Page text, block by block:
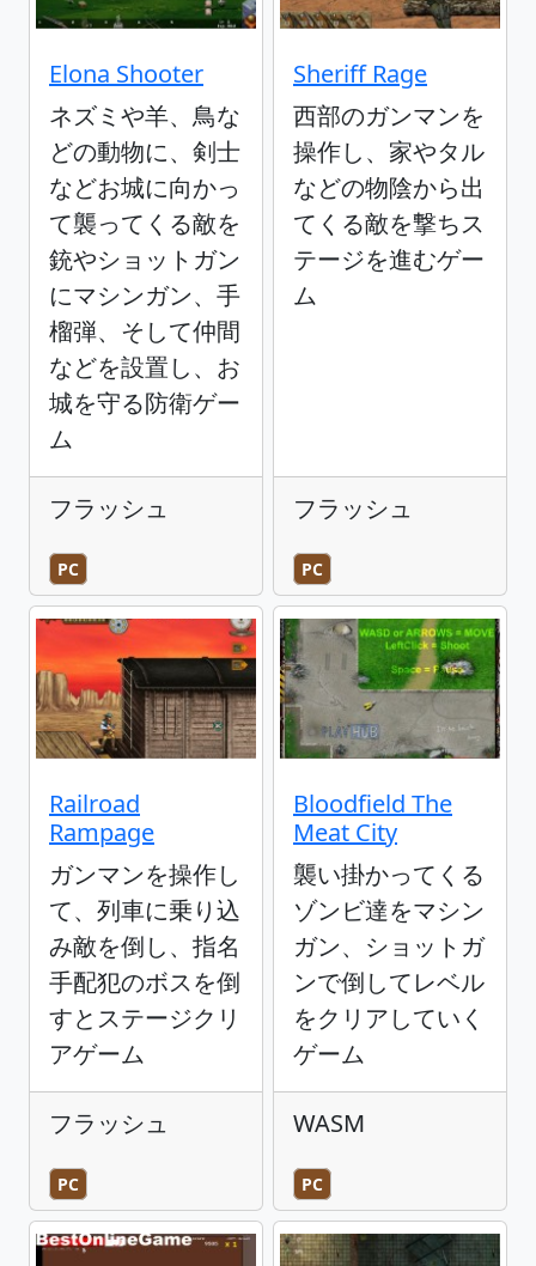
Elona Shooter
ネズミや羊、鳥な
どの動物に、剣士
などお城に向かっ
て襲ってくる敵を
銃やショットガン
にマシンガン、手
榴弾、そして仲間
などを設置し、お
城を守る防衛ゲー
ム
フラッシュ
PC
Sheriff Rage
西部のガンマンを
操作し、家やタル
などの物陰から出
てくる敵を撃ちス
テージを進むゲー
ム
フラッシュ
PC
Railroad
Rampage
ガンマンを操作し
て、列車に乗り込
み敵を倒し、指名
手配犯のボスを倒
すとステージクリ
アゲーム
フラッシュ
PC
Bloodfield The
Meat City
襲い掛かってくる
ゾンビ達をマシン
ガン、ショットガ
ンで倒してレベル
をクリアしていく
ゲーム
WASM
PC